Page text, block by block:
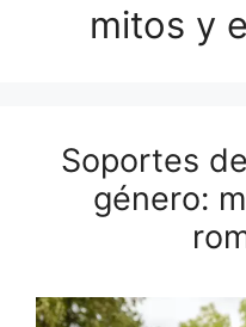
mitos y
Soportes
género: